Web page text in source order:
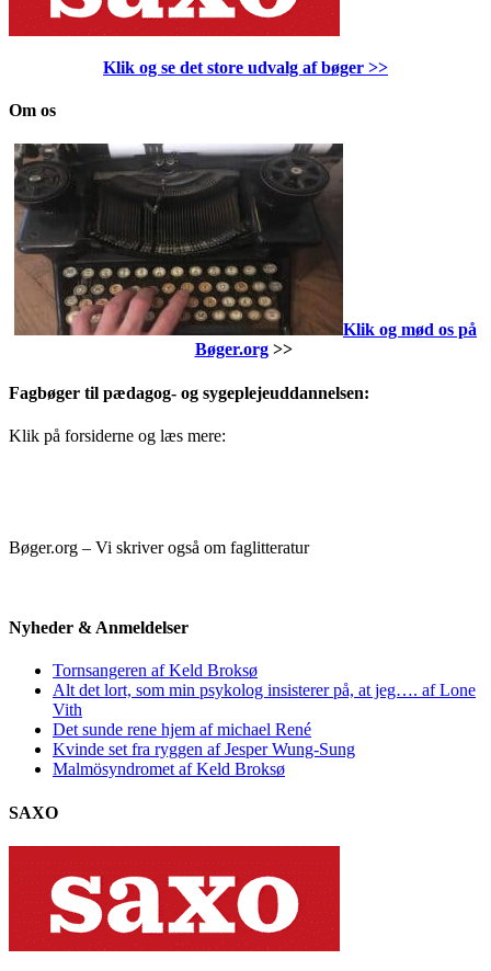
Klik og se det store udvalg af bøger >>
Om os
Klik og mød os på
Bøger.org>>
Fagbøger til pædagog- og sygeplejeuddannelsen:
Klik på forsiderne og læs mere:
Bøger.org – Vi skriver også om faglitteratur
Nyheder & Anmeldelser
Tornsangeren af Keld Broksø
Alt det lort, som min psykolog insisterer på, at jeg…. af Lone
Vith
Det sunde rene hjem af michael René
Kvinde set fra ryggen af Jesper Wung-Sung
Malmösyndromet af Keld Broksø
SAXO